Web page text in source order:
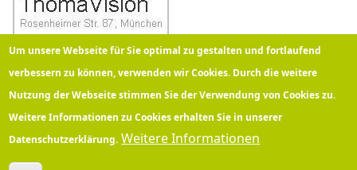
Um unsere Webseite für Sie optimal zu gestalten und fortlaufend
verbessern zu können, verwenden wir Cookies. Durch die weitere
Nutzung der Webseite stimmen Sie der Verwendung von Cookies zu.
Weitere Informationen zu Cookies erhalten Sie in unserer
Datenschutzerklärung. Weitere Informationen